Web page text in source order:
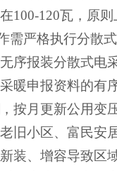
100-120瓦，原
需严格执行分散
序报装分散式电
暖申报资料的
按月更新公用变
旧小区、富民安
装、增容导致区